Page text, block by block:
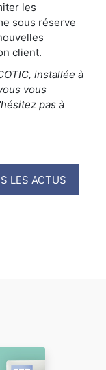
les
sous réserve
client.
installée à
vous
pas à
LES ACTUS